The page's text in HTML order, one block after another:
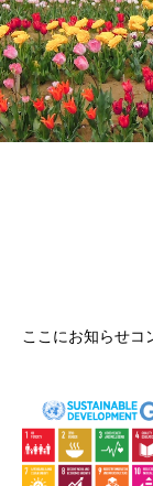
ここにお知らせコ